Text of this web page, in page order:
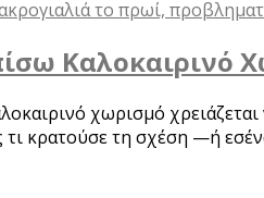
Καλοκαιρινό
χωρισμό
κρατούσε τη σχέση —ή